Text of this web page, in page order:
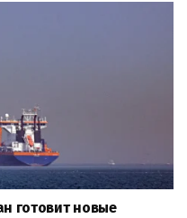
готовит новые